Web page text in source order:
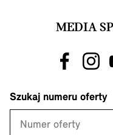
MEDIA
Szukaj numeru oferty